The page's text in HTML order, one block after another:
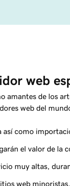
web
amantes de los
web del
así como
el valor de la
muy altas,
web